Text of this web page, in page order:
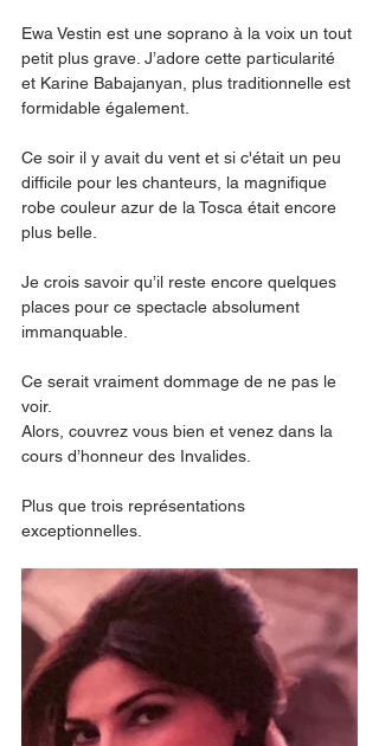
Ewa Vestin est une soprano à la voix un tout
petit plus grave. J’adore cette particularité
et Karine Babajanyan, plus traditionnelle est
formidable également.
Ce soir il y avait du vent et si c'était un peu
difficile pour les chanteurs, la magnifique
robe couleur azur de la Tosca était encore
plus belle.
Je crois savoir qu’il reste encore quelques
places pour ce spectacle absolument
immanquable.
Ce serait vraiment dommage de ne pas le
voir.
Alors, couvrez vous bien et venez dans la
cours d’honneur des Invalides.
Plus que trois représentations
exceptionnelles.